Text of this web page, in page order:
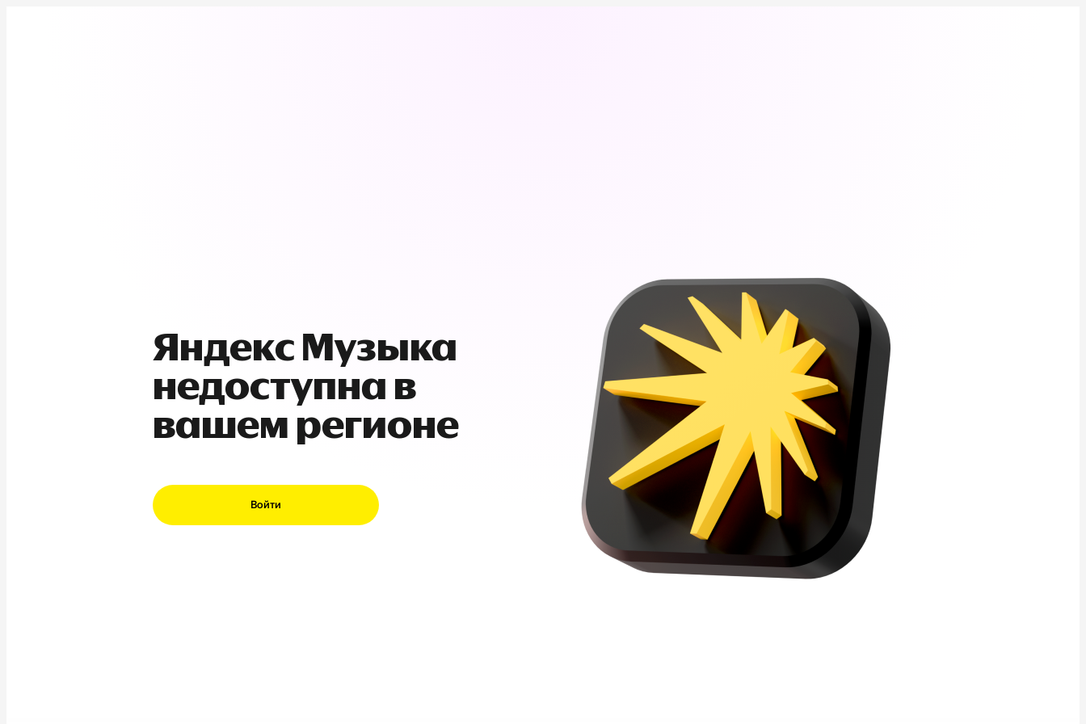
Яндекс Музыка
недоступна в
вашем регионе
Войти